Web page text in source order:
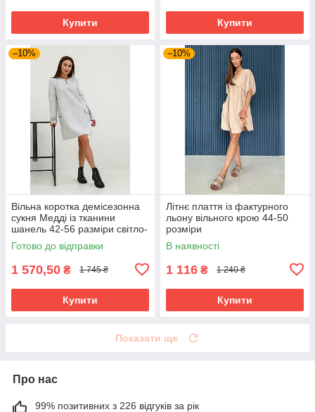
Купити Купити
–10%
Вільна коротка демісезонна
сукня Медді із тканини
шанель 42-56 разміри світло-
сіра
Готово до відправки
1 570,50 ₴ 1 745 ₴
Купити
–10%
Літнє плаття із фактурного
льону вільного крою 44-50
розміри
В наявності
1 116 ₴ 1 240 ₴
Купити
Показати ще
Про нас
99% позитивних з 226 відгуків за рік